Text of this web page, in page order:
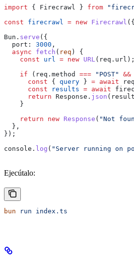
import { Firecrawl } from
const firecrawl = new Firecrawl
Bun . serve ({
  port:
3000 ,
  async
fetch ( req ) {
    const
url = new URL ( req . url );
    if
( req . method === "POST" &&
      const
{ query } = await req
      const
results = await
      return
Response . json (
    }
    return
new Response ( "Not
  },
});
console . log ( "Server running on
Ejecútalo:
bun run index.ts